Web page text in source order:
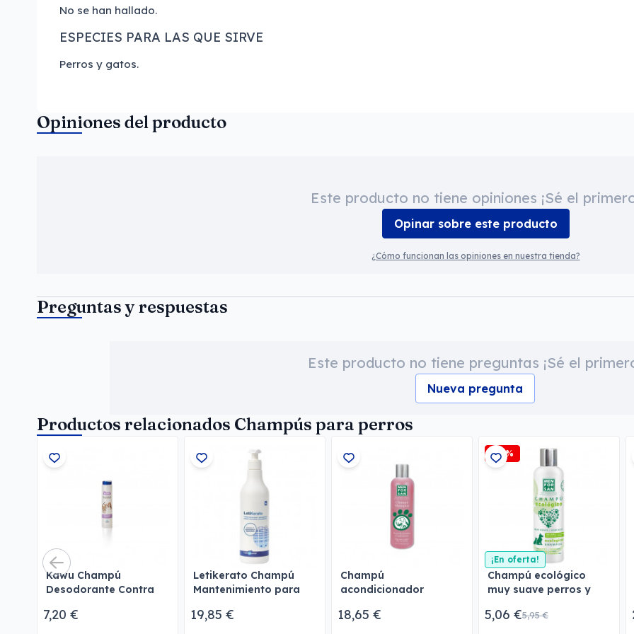
No se han hallado.
ESPECIES PARA LAS QUE SIRVE
Perros y gatos.
Opiniones del producto
Este producto no tiene opiniones ¡Sé el
Opinar sobre este producto
¿Cómo funcionan las opiniones en nuestra tienda?
Preguntas y respuestas
Este producto no tiene preguntas ¡Sé el
Nueva pregunta
Productos relacionados Champús para perros
Kawu Champú
Desodorante Contra
7,20 €
Letikerato Champú
Mantenimiento para
19,85 €
Champú
acondicionador
18,65 €
-15%
¡En oferta!
Champú ecológico
muy suave perros y
5,06 €5,95 €